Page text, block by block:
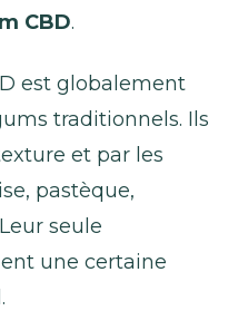
CBD.
est globalement
traditionnels. Ils
et par les
pastèque,
seule
une certaine